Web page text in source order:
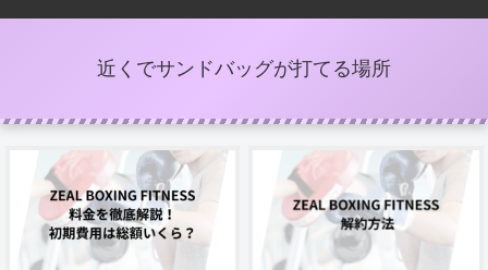
近くでサンドバッグが打てる場所